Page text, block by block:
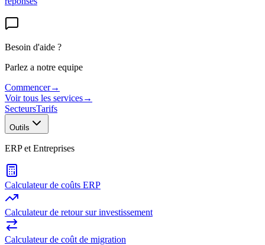
Besoin d'aide ?
Parlez a notre equipe
Commencer→
Voir tous les services→
SecteursTarifs
Outils
ERP et Entreprises
Calculateur de coûts ERP
Calculateur de retour sur investissement
Calculateur de coût de migration